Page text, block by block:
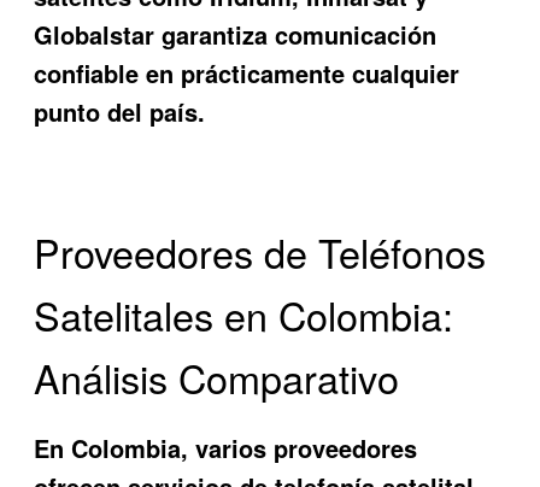
Globalstar garantiza comunicación
confiable en prácticamente cualquier
punto del país.
Proveedores de Teléfonos
Satelitales en Colombia:
Análisis Comparativo
En Colombia, varios proveedores